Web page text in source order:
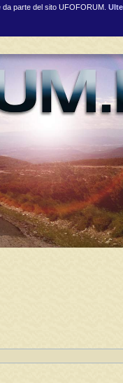
parte del sito UFOFORUM.